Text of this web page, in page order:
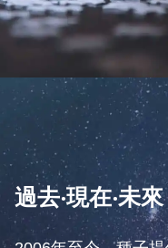
過去‧現在‧未來